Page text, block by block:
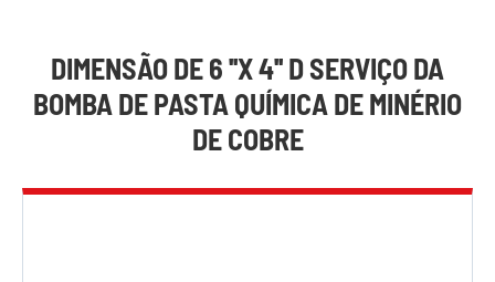
DIMENSÃO DE 6 ''X 4'' D SERVIÇO DA
BOMBA DE PASTA QUÍMICA DE MINÉRIO
DE COBRE